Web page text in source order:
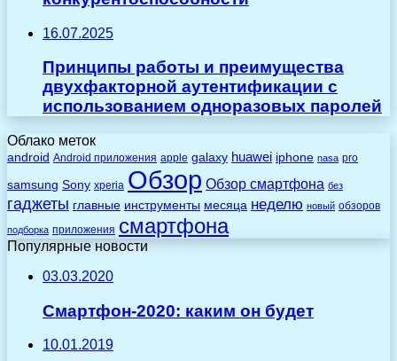
16.07.2025
Принципы работы и преимущества
двухфакторной аутентификации с
использованием одноразовых паролей
Облако меток
android Android приложения apple galaxy huawei iphone nasa pro
samsung Sony xperia Обзор Обзор смартфона без
гаджеты главные инструменты месяца неделю новый обзоров
подборка приложения смартфона
Популярные новости
03.03.2020
Смартфон-2020: каким он будет
10.01.2019